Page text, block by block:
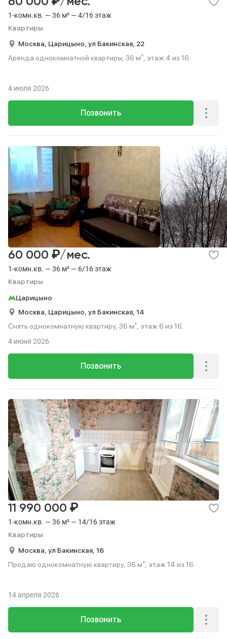
1-комн.кв. — 36 м² — 4/16 этаж
Квартиры
Москва, Царицыно, ул Бакинская, 22
Аренда однокомнатной квартиры, 36 м², этаж 4 из 16.
Позвонить
4 июля 2026
1-комн.кв. — 36 м² — 6/16 этаж
Квартиры
60 000 ₽/мес.
Царицыно
Москва, Царицыно, ул Бакинская, 14
Снять однокомнатную квартиру, 36 м², этаж 6 из 16.
Позвонить
4 июня 2026
1-комн.кв. — 36 м² — 14/16 этаж
Квартиры
11 990 000 ₽
Москва, ул Бакинская, 16
Продаю однокомнатную квартиру, 36 м², этаж 14 из 16.
Позвонить
14 апреля 2026